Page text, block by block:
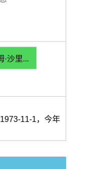
·沙里...
11-1，今年